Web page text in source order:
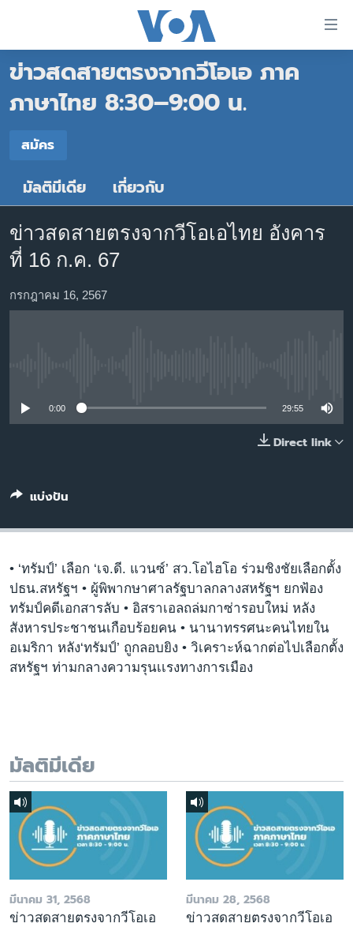
ต่อ
ไป
หลัก
หน้า
หลัก
ข้าม
ไป
การ
หน้าหลัก
โลก
เอเชีย
ไทย
ธุรกิจ
วิทยาศาสตร์
ไลฟ์สไตล์
ข่าวสดสายตรงจากวีโอเอ ภาค
ภาษาไทย 8:30–9:00 น.
สมัคร
สมัคร
มัลติมีเดีย เกี่ยวกับ
ข่าวสดสายตรงจากวีโอเอไทย อังคาร
ที่ 16 ก.ค. 67
กรกฎาคม 16, 2567
0:00 29:55
Direct link
แบ่งปัน
• ‘ทรัมป์’ เลือก ‘เจ.ดี. แวนซ์’ สว.โอไฮโอ ร่วมชิงชัยเลือกตั้ง
ปธน.สหรัฐฯ • ผู้พิพากษาศาลรัฐบาลกลางสหรัฐฯ ยกฟ้อง
ทรัมป์คดีเอกสารลับ • อิสราเอลถล่มกาซ่ารอบใหม่ หลัง
สังหารประชาชนเกือบร้อยคน • นานาทรรศนะคนไทยใน
อเมริกา หลัง‘ทรัมป์’ ถูกลอบยิง • วิเคราะห์ฉากต่อไปเลือกตั้ง
สหรัฐฯ ท่ามกลางความรุนเเรงทางการเมือง
มัลติมีเดีย
มีนาคม 31, 2568
ข่าวสดสายตรงจากวีโอเอ
มีนาคม 28, 2568
ข่าวสดสายตรงจากวีโอเอ